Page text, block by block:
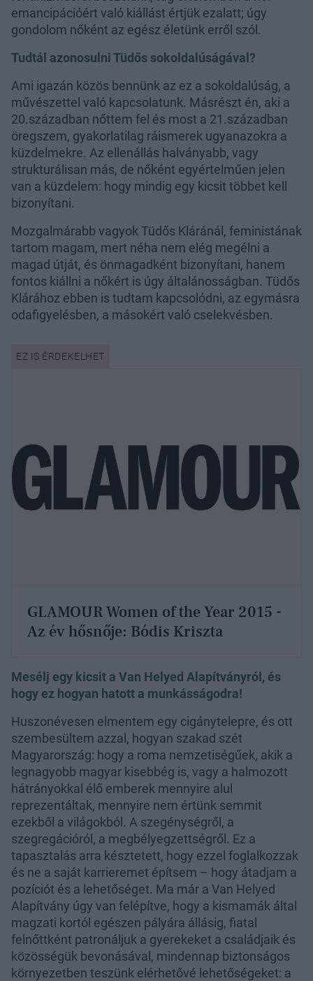
emancipációért való kiállást értjük ezalatt; úgy
gondolom nőként az egész életünk erről szól.
Tudtál azonosulni Tüdős sokoldalúságával?
Ami igazán közös bennünk az ez a sokoldalúság, a
művészettel való kapcsolatunk. Másrészt én, aki a
20.században nőttem fel és most a 21.században
öregszem, gyakorlatilag ráismerek ugyanazokra a
küzdelmekre. Az ellenállás halványabb, vagy
strukturálisan más, de nőként egyértelműen jelen
van a küzdelem: hogy mindig egy kicsit többet kell
bizonyítani.
Mozgalmárabb vagyok Tüdős Kláránál, feministának
tartom magam, mert néha nem elég megélni a
magad útját, és önmagadként bizonyítani, hanem
fontos kiállni a nőkért is úgy általánosságban. Tüdős
Klárához ebben is tudtam kapcsolódni, az egymásra
odafigyelésben, a másokért való cselekvésben.
GLAMOUR Women of the Year 2015 -
Az év hősnője: Bódis Kriszta
Mesélj egy kicsit a Van Helyed Alapítványról, és
hogy ez hogyan hatott a munkásságodra!
Huszonévesen elmentem egy cigánytelepre, és ott
szembesültem azzal, hogyan szakad szét
Magyarország: hogy a roma nemzetiségűek, akik a
legnagyobb magyar kisebbég is, vagy a halmozott
hátrányokkal élő emberek mennyire alul
reprezentáltak, mennyire nem értünk semmit
ezekből a világokból. A szegénységről, a
szegregációról, a megbélyegzettségről. Ez a
tapasztalás arra késztetett, hogy ezzel foglalkozzak
és ne a saját karrieremet építsem – hogy átadjam a
pozíciót és a lehetőséget. Ma már a Van Helyed
Alapítvány úgy van felépítve, hogy a kismamák által
magzati kortól egészen pályára állásig, fiatal
felnőttként patronáljuk a gyerekeket a családjaik és
közösségük bevonásával, mindennap biztonságos
környezetben teszünk elérhetővé lehetőségeket: a